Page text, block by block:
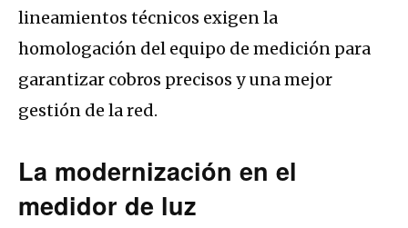
lineamientos técnicos exigen la
homologación del equipo de medición para
garantizar cobros precisos y una mejor
gestión de la red.
La modernización en el
medidor de luz